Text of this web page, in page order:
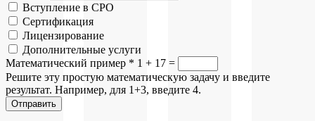
Вступление в СРО
Сертификация
Лицензирование
Дополнительные услуги
Математический пример * 1 + 17 =
Решите эту простую математическую задачу и введите
результат. Например, для 1+3, введите 4.
Отправить